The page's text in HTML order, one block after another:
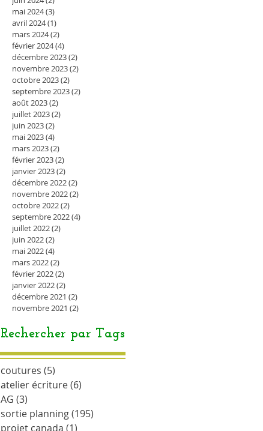
mai 2024(3)
avril 2024(1)
mars 2024(2)
février 2024(4)
décembre 2023(2)
novembre 2023(2)
octobre 2023(2)
septembre 2023(2)
août 2023(2)
juillet 2023(2)
juin 2023(2)
mai 2023(4)
mars 2023(2)
février 2023(2)
janvier 2023(2)
décembre 2022(2)
novembre 2022(2)
octobre 2022(2)
septembre 2022(4)
juillet 2022(2)
juin 2022(2)
mai 2022(4)
mars 2022(2)
février 2022(2)
janvier 2022(2)
décembre 2021 (2)
novembre 2021 (2)
Rechercher par Tags
coutures (5)
atelier écriture(6)
AG (3)
sortie planning(195)
projet canada (1)